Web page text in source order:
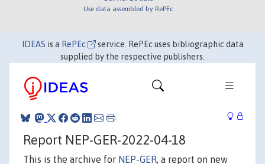
Use data assembled by RePEc
IDEAS is a RePEc
service. RePEc uses bibliographic data
supplied by the respective publishers.
Report NEP-GER-2022-04-18
This is the archive for NEP-GER, a report on new